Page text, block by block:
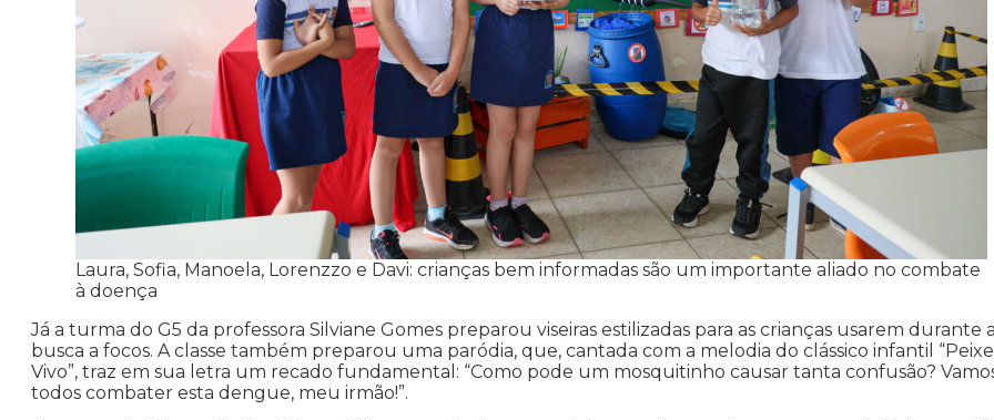
Laura, Sofia, Manoela, Lorenzzo e Davi: crianças bem informadas são um importante aliado no combate
à doença
Já a turma do G5 da professora Silviane Gomes preparou viseiras estilizadas para as crianças usarem durante a
busca a focos. A classe também preparou uma paródia, que, cantada com a melodia do clássico infantil “Peixe
Vivo”, traz em sua letra um recado fundamental: “Como pode um mosquitinho causar tanta confusão?
todos combater esta dengue, meu irmão!”.